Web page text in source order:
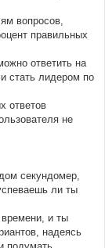
вопросов,
правильных
ответить на
стать лидером по
ответов
не
секундомер,
ли ты
времени, и ты
надеясь